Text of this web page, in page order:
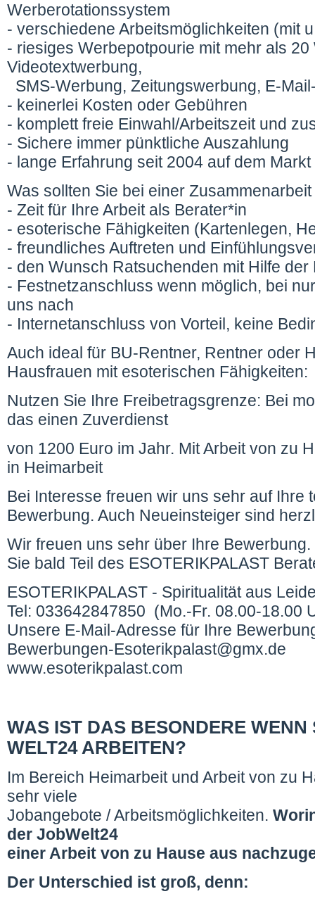
Werberotationssystem
- verschiedene Arbeitsmöglichkeiten (mit
- riesiges Werbepotpourie mit mehr als 20
Videotextwerbung,
SMS-Werbung, Zeitungswerbung, E-
- keinerlei Kosten oder Gebühren
- komplett freie Einwahl/Arbeitszeit und
- Sichere immer pünktliche Auszahlung
- lange Erfahrung seit 2004 auf dem Markt
Was sollten Sie bei einer
- Zeit für Ihre Arbeit als Berater*in
- esoterische Fähigkeiten (Kartenlegen,
- freundliches Auftreten und
- den Wunsch Ratsuchenden mit Hilfe der
- Festnetzanschluss wenn möglich, bei
uns nach
- Internetanschluss von Vorteil, keine
Auch ideal für BU-Rentner, Rentner oder
Hausfrauen mit esoterischen Fähigkeiten:
Nutzen Sie Ihre Freibetragsgrenze: Bei
das einen Zuverdienst
von 1200 Euro im Jahr. Mit Arbeit von zu
in Heimarbeit
Bei Interesse freuen wir uns sehr auf Ihre
Bewerbung. Auch Neueinsteiger sind
Wir freuen uns sehr über Ihre
Sie bald Teil des ESOTERIKPALAST
ESOTERIKPALAST - Spiritualität aus
Tel: 033642847850 (Mo.-Fr. 08.00-18.00
Unsere E-Mail-Adresse für Ihre
Bewerbungen-Esoterikpalast@gmx.de
www.esoterikpalast.com
WAS IST DAS BESONDERE
WELT24 ARBEITEN?
Im Bereich Heimarbeit und Arbeit von zu
sehr viele
Jobangebote / Arbeitsmöglichkeiten.
der JobWelt24
einer Arbeit von zu Hause aus
Der Unterschied ist groß, denn: